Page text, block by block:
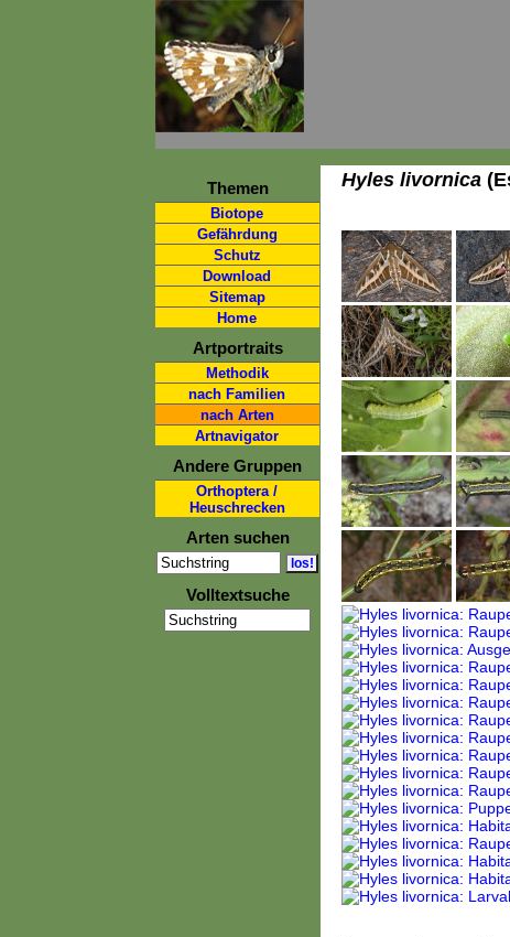
Themen
Biotope
Gefährdung
Schutz
Download
Sitemap
Home
Artportraits
Methodik
nach Familien
nach Arten
Artnavigator
Andere Gruppen
Orthoptera /
Heuschrecken
Arten suchen
Volltextsuche
Hyles livornica